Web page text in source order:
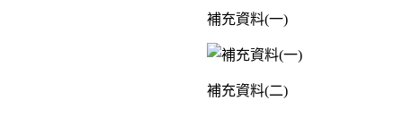
補充資料(一)
補充資料(二)